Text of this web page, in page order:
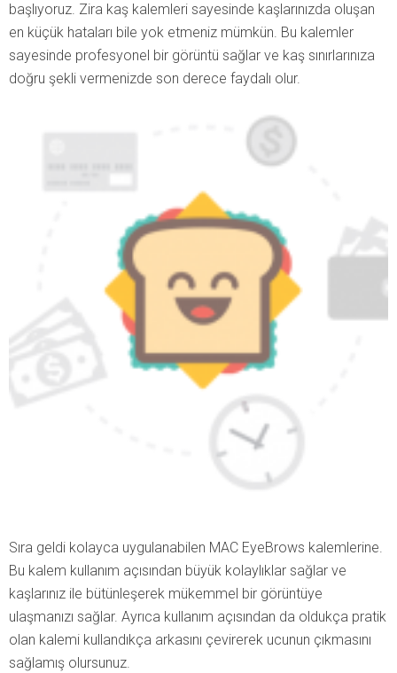
başlıyoruz. Zira kaş kalemleri sayesinde kaşlarınızda oluşan
en küçük hataları bile yok etmeniz mümkün. Bu kalemler
sayesinde profesyonel bir görüntü sağlar ve kaş sınırlarınıza
doğru şekli vermenizde son derece faydalı olur.
Sıra geldi kolayca uygulanabilen MAC EyeBrows kalemlerine.
Bu kalem kullanım açısından büyük kolaylıklar sağlar ve
kaşlarınız ile bütünleşerek mükemmel bir görüntüye
ulaşmanızı sağlar. Ayrıca kullanım açısından da oldukça pratik
olan kalemi kullandıkça arkasını çevirerek ucunun çıkmasını
sağlamış olursunuz.